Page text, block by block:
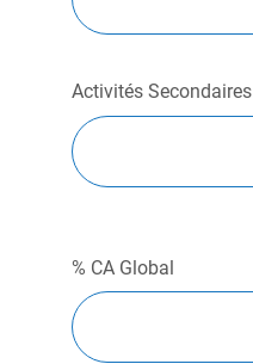
Activités Secondaires
% CA Global